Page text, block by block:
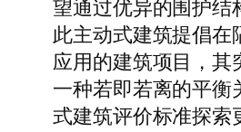
望通过优异的围护结
此主动式建筑提倡在
应用的建筑项目，
一种若即若离的平
式建筑评价标准探索